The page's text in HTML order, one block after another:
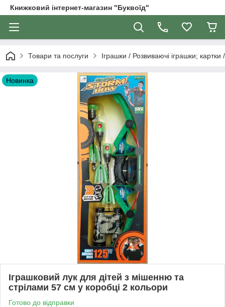
Книжковий інтернет-магазин "Буквоїд"
Товари та послуги Іграшки / Розвиваючі іграшки;
Новинка
Іграшковий лук для дітей з мішенню та
стрілами 57 см у коробці 2 кольори
Готово до відправки